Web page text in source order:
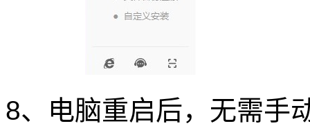
8、电脑重启后，无需手